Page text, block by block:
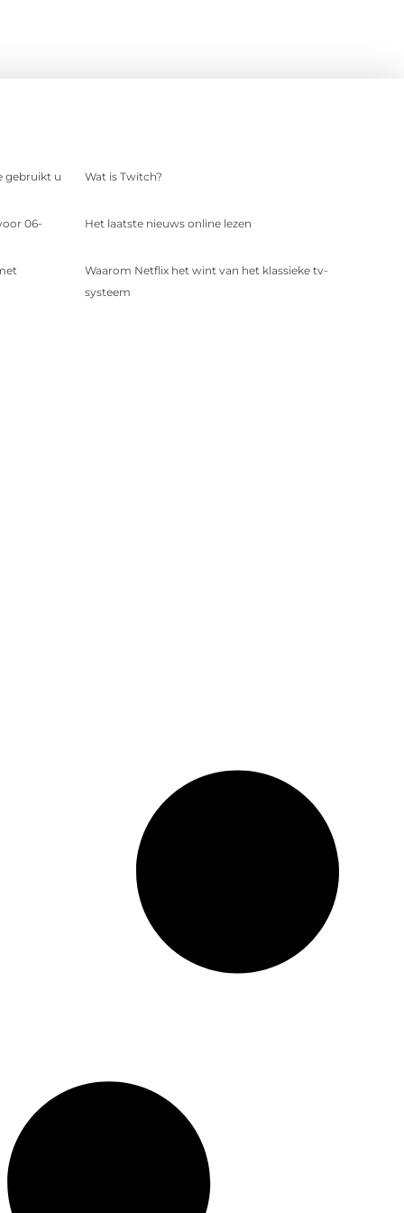
gebruikt u Wat is Twitch?
06- Het laatste nieuws online lezen
Waarom Netflix het wint van het klassieke tv-
systeem